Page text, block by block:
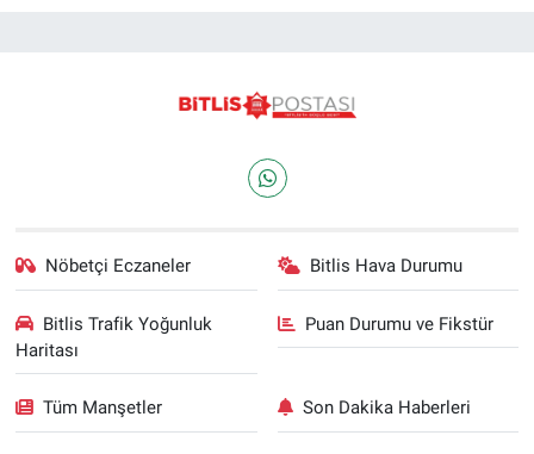
Nöbetçi Eczaneler Bitlis Hava Durumu
Bitlis Trafik Yoğunluk
Haritası
Puan Durumu ve Fikstür
Tüm Manşetler Son Dakika Haberleri